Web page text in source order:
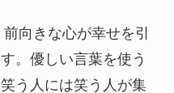
向きな心が幸せを引
。優しい言葉を使う
う人には笑う人が集